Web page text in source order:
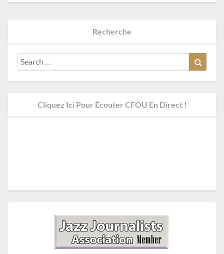
Recherche
Search
for:
Cliquez Ici Pour Écouter CFOU En Direct !